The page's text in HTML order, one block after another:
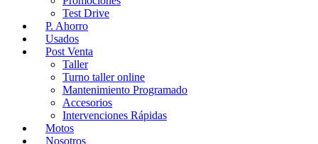
Test Drive
P. Ahorro
Usados
Post Venta
Taller
Turno taller online
Mantenimiento Programado
Accesorios
Intervenciones Rápidas
Motos
Nosotros